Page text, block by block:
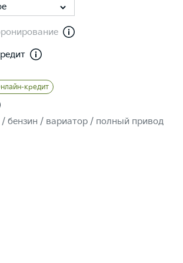
кредит
/ бензин / вариатор / полный привод